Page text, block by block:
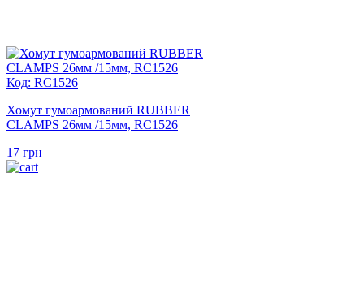
Код: RC1526
Хомут гумоармований RUBBER
CLAMPS 26мм /15мм, RC1526
17 грн